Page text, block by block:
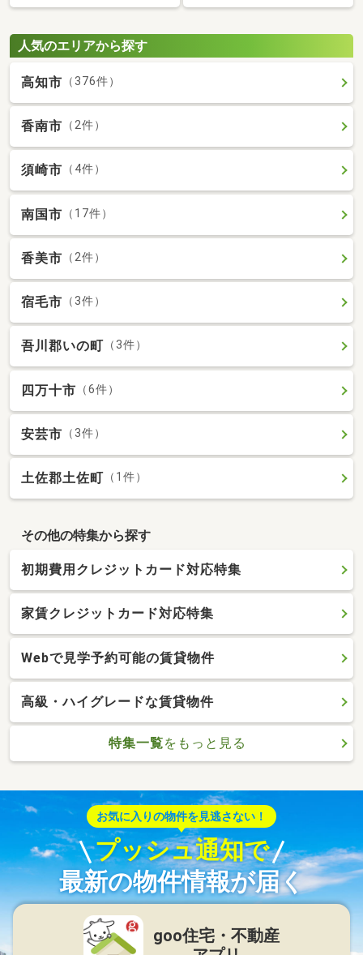
人気のエリアから探す
高知市 （376件）
香南市 （2件）
須崎市 （4件）
南国市 （17件）
香美市 （2件）
宿毛市 （3件）
吾川郡いの町 （3件）
四万十市 （6件）
安芸市 （3件）
土佐郡土佐町 （1件）
その他の特集から探す
初期費用クレジットカード対応特集
家賃クレジットカード対応特集
Webで見学予約可能の賃貸物件
高級・ハイグレードな賃貸物件
特集一覧をもっと見る
お気に入りの物件を見逃さない！
プッシュ通知で
最新の物件情報が届く
goo住宅・不動産